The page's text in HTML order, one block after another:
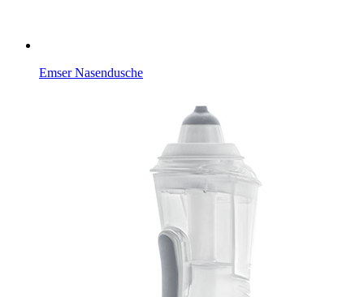
Emser Nasendusche